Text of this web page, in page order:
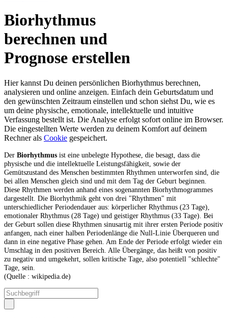
Biorhythmus
berechnen und
Prognose erstellen
Hier kannst Du deinen persönlichen Biorhythmus berechnen,
analysieren und online anzeigen. Einfach dein Geburtsdatum und
den gewünschten Zeitraum einstellen und schon siehst Du, wie es
um deine physische, emotionale, intellektuelle und intuitive
Verfassung bestellt ist. Die Analyse erfolgt sofort online im Browser.
Die eingestellten Werte werden zu deinem Komfort auf deinem
Rechner als Cookie gespeichert.
Der Biorhythmus ist eine unbelegte Hypothese, die besagt, dass die
physische und die intellektuelle Leistungsfähigkeit, sowie der
Gemütszustand des Menschen bestimmten Rhythmen unterworfen sind, die
bei allen Menschen gleich sind und mit dem Tag der Geburt beginnen.
Diese Rhythmen werden anhand eines sogenannten Biorhythmogrammes
dargestellt. Die Biorhythmik geht von drei "Rhythmen" mit
unterschiedlicher Periodendauer aus: körperlicher Rhythmus (23 Tage),
emotionaler Rhythmus (28 Tage) und geistiger Rhythmus (33 Tage). Bei
der Geburt sollen diese Rhythmen sinusartig mit ihrer ersten Periode positiv
anfangen, nach einer halben Periodenlänge die Null-Linie Überqueren und
dann in eine negative Phase gehen. Am Ende der Periode erfolgt wieder ein
Umschlag in den positiven Bereich. Alle Übergänge, das heißt von positiv
zu negativ und umgekehrt, sollen kritische Tage, also potentiell "schlechte"
Tage, sein.
(Quelle : wikipedia.de)